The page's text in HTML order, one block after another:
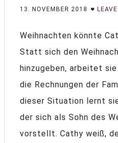
13. NOVEMBER 2018
Weihnachten könnte
Statt sich den
hinzugeben, arbeitet sie
die Rechnungen der
dieser Situation lernt
der sich als Sohn des
vorstellt. Cathy weiß,